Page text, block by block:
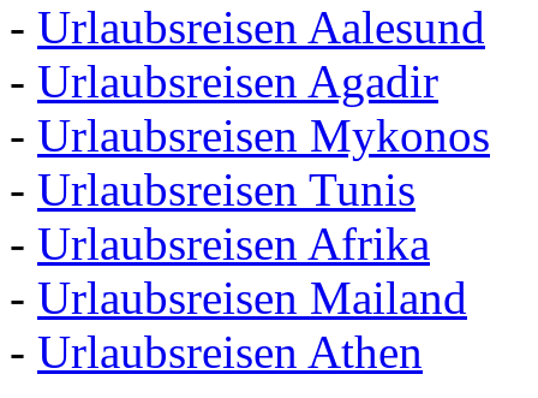
- Urlaubsreisen Aalesund
- Urlaubsreisen Agadir
- Urlaubsreisen Mykonos
- Urlaubsreisen Tunis
- Urlaubsreisen Afrika
- Urlaubsreisen Mailand
- Urlaubsreisen Athen